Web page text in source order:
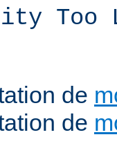
Too
de
de